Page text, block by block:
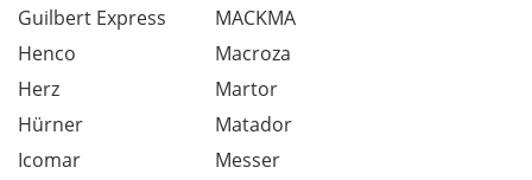
Guilbert Express
Henco
Herz
Hürner
Icomar
MACKMA
Macroza
Martor
Matador
Messer